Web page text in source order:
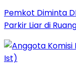
Pemkot Diminta
Parkir Liar di